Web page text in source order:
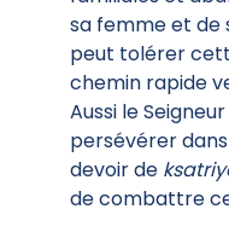
sa femme et de
peut tolérer
chemin rapide
Aussi le
persévérer
devoir de
de combattre